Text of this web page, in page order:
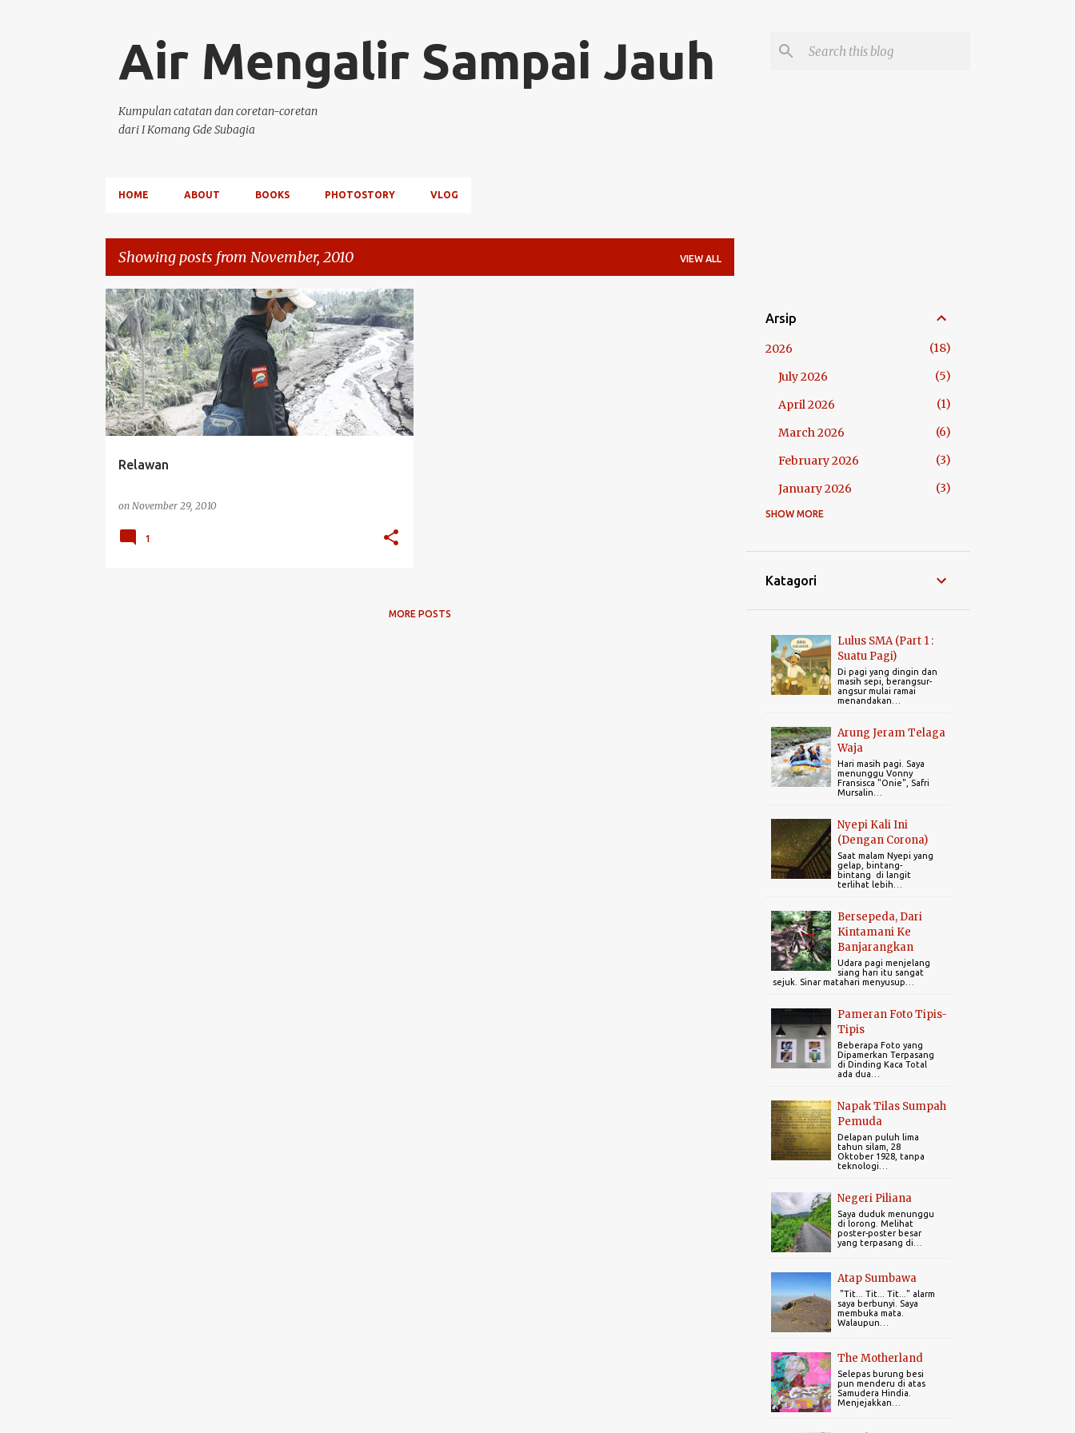
Air Mengalir Sampai Jauh
Kumpulan catatan dan coretan-coretan
dari I Komang Gde Subagia
HOME ABOUT BOOKS PHOTOSTORY VLOG
Showing posts from November, 2010 VIEW ALL
P
o
s
t
s
Relawan
on November 29, 2010
OPINI DAN ARTIKEL
1
MORE POSTS
Arsip
2026
18
July 2026
5
April 2026
1
March 2026
6
February 2026
3
January 2026
3
2025
November 2025
August 2025
July 2025
April 2025
1
March 2025
February 2025
January 2025
2024
December 2024
November 2024
October 2024
July 2024
February 2024
5
January 2024
December 2023
1
November 2023
October 2023
April 2023
2022
December 2022
July 2022
February 2022
January 2022
2021
October 2021
SHOW MORE
Katagori
Lulus SMA (Part 1 :
Suatu Pagi)
Di pagi yang dingin dan
masih sepi, berangsur-
angsur mulai ramai
menandakan…
Arung Jeram Telaga
Waja
Hari masih pagi. Saya
menunggu Vonny
Fransisca "Onie", Safri
Mursalin…
Nyepi Kali Ini
(Dengan Corona)
Saat malam Nyepi yang
gelap, bintang-
bintang di langit
terlihat lebih…
Bersepeda, Dari
Kintamani Ke
Banjarangkan
Udara pagi menjelang
siang hari itu sangat
sejuk. Sinar matahari menyusup…
Pameran Foto Tipis-
Tipis
Beberapa Foto yang
Dipamerkan Terpasang
di Dinding Kaca Total
ada dua…
Napak Tilas Sumpah
Pemuda
Delapan puluh lima
tahun silam, 28
Oktober 1928, tanpa
teknologi…
Negeri Piliana
Saya duduk menunggu
di lorong. Melihat
poster-poster besar
yang terpasang di…
Atap Sumbawa
"Tit... Tit... Tit..." alarm
saya berbunyi. Saya
membuka mata.
Walaupun…
The Motherland
Selepas burung besi
pun menderu di atas
Samudera Hindia.
Menjejakkan…